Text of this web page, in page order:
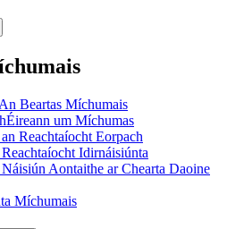
Beartas Míchumais
um Míchumas
Reachtaíocht Eorpach
Idirnáisiúnta
Aontaithe ar Chearta Daoine
Míchumais